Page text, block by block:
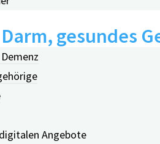
Angebote
gesundes